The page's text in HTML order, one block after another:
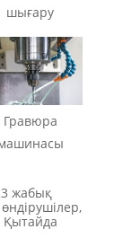
шығару
Гравюра
жабық
Қытайда